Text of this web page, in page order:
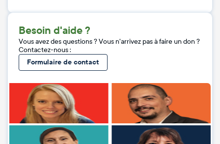
Besoin d'aide ?
Vous avez des questions ? Vous n'arrivez pas à faire un don ?
Contactez-nous :
Formulaire de contact